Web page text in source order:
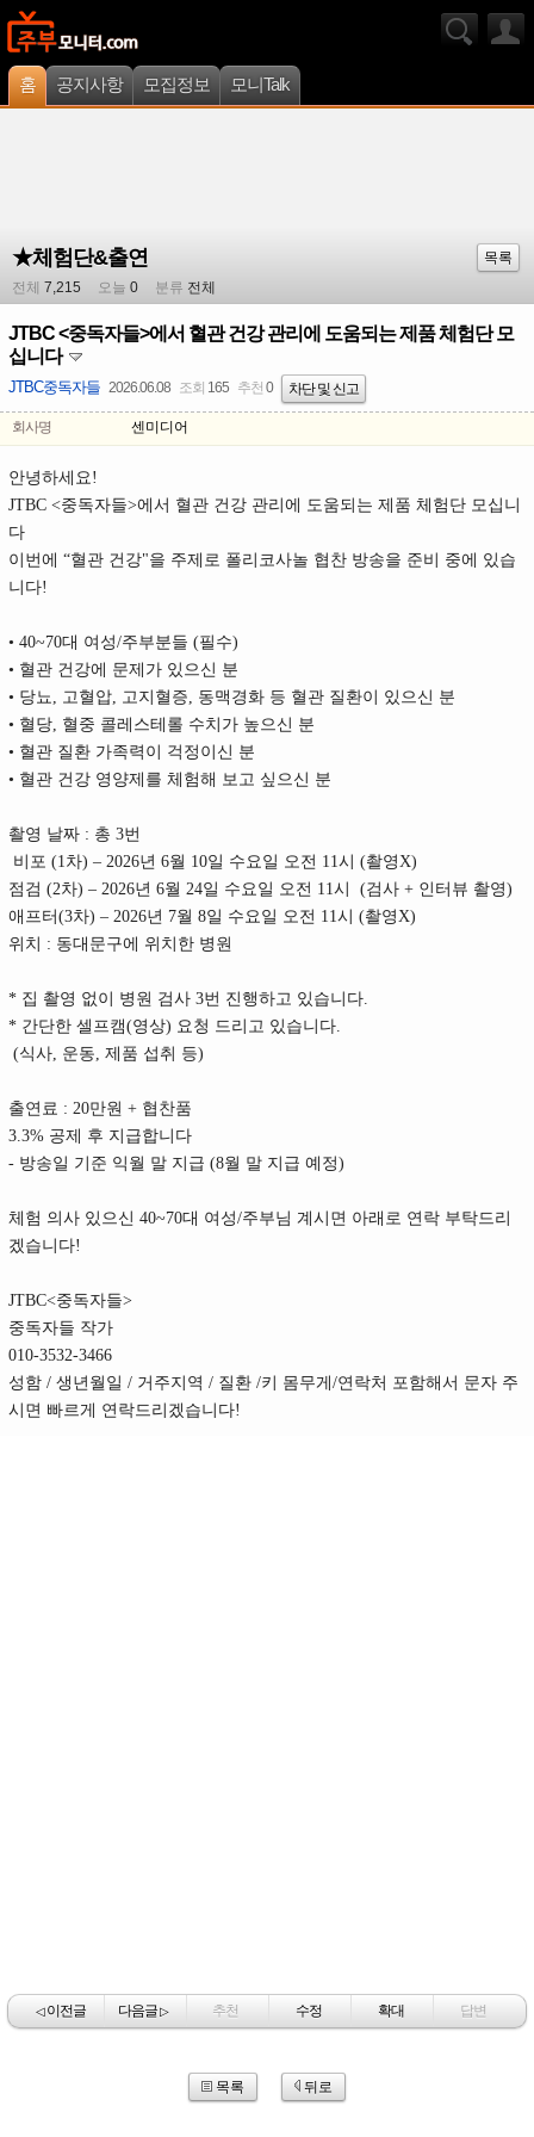
홈 공지사항 모집정보 모니Talk
★체험단&출연
목록
전체 7,215 오늘 0 분류 전체
JTBC <중독자들>에서 혈관 건강 관리에 도움되는 제품 체험단 모
십니다
JTBC중독자들 2026.06.08 조회 165 추천 0 차단 및 신고
회사명 센미디어
안녕하세요!
JTBC <중독자들>에서 혈관 건강 관리에 도움되는 제품 체험단 모십니
다
이번에 “혈관 건강"을 주제로 폴리코사놀 협찬 방송을 준비 중에 있습
니다!
• 40~70대 여성/주부분들 (필수)
• 혈관 건강에 문제가 있으신 분
• 당뇨, 고혈압, 고지혈증, 동맥경화 등 혈관 질환이 있으신 분
• 혈당, 혈중 콜레스테롤 수치가 높으신 분
• 혈관 질환 가족력이 걱정이신 분
• 혈관 건강 영양제를 체험해 보고 싶으신 분
촬영 날짜 : 총 3번
비포 (1차) – 2026년 6월 10일 수요일 오전 11시 (촬영X)
점검 (2차) – 2026년 6월 24일 수요일 오전 11시 (검사 + 인터뷰 촬영)
애프터(3차) – 2026년 7월 8일 수요일 오전 11시 (촬영X)
위치 : 동대문구에 위치한 병원
* 집 촬영 없이 병원 검사 3번 진행하고 있습니다.
* 간단한 셀프캠(영상) 요청 드리고 있습니다.
(식사, 운동, 제품 섭취 등)
출연료 : 20만원 + 협찬품
3.3% 공제 후 지급합니다
- 방송일 기준 익월 말 지급 (8월 말 지급 예정)
체험 의사 있으신 40~70대 여성/주부님 계시면 아래로 연락 부탁드리
겠습니다!
JTBC<중독자들>
중독자들 작가
010-3532-3466
성함 / 생년월일 / 거주지역 / 질환 /키 몸무게/연락처 포함해서 문자 주
시면 빠르게 연락드리겠습니다!
◁이전글 다음글▷ 추천 수정 확대 답변
목록 뒤로